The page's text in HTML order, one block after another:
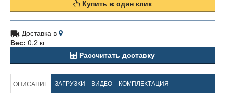
Купить в один клик
Доставка в
Вес: 0.2 кг
Рассчитать доставку
ОПИСАНИЕ ЗАГРУЗКИ ВИДЕО КОМПЛЕКТАЦИЯ